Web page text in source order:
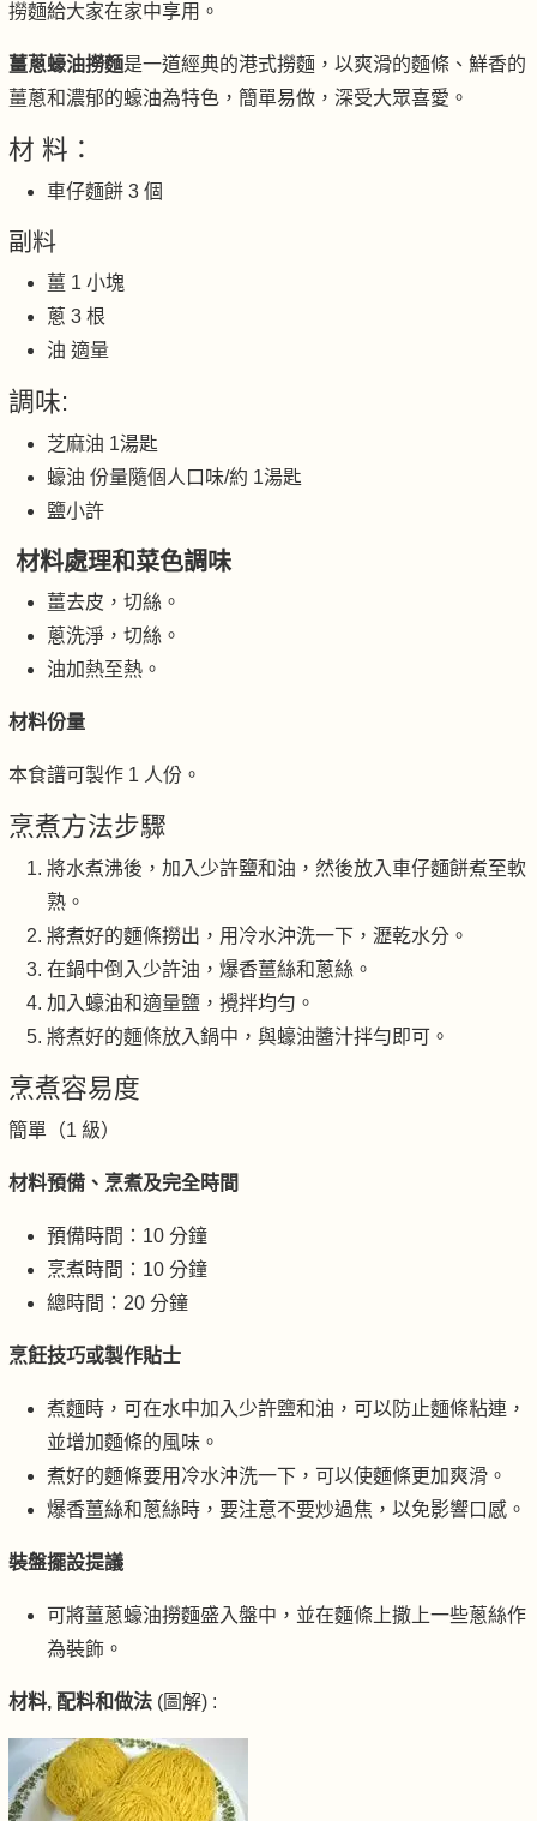
撈麵給大家在家中享用。
薑蔥蠔油撈麵是一道經典的港式撈麵，以爽滑的麵條、鮮香的
薑蔥和濃郁的蠔油為特色，簡單易做，深受大眾喜愛。
材 料：
車仔麵餅 3 個
副料
薑 1 小塊
蔥 3 根
油 適量
調味:
芝麻油 1湯匙
蠔油 份量隨個人口味/約 1湯匙
鹽小許
材料處理和菜色調味
薑去皮，切絲。
蔥洗淨，切絲。
油加熱至熱。
材料份量
本食譜可製作 1 人份。
烹煮方法步驟
將水煮沸後，加入少許鹽和油，然後放入車仔麵餅煮至軟
熟。
將煮好的麵條撈出，用冷水沖洗一下，瀝乾水分。
在鍋中倒入少許油，爆香薑絲和蔥絲。
加入蠔油和適量鹽，攪拌均勻。
將煮好的麵條放入鍋中，與蠔油醬汁拌勻即可。
烹煮容易度
簡單（1 級）
材料預備、烹煮及完全時間
預備時間：10 分鐘
烹煮時間：10 分鐘
總時間：20 分鐘
烹飪技巧或製作貼士
煮麵時，可在水中加入少許鹽和油，可以防止麵條粘連，
並增加麵條的風味。
煮好的麵條要用冷水沖洗一下，可以使麵條更加爽滑。
爆香薑絲和蔥絲時，要注意不要炒過焦，以免影響口感。
裝盤擺設提議
可將薑蔥蠔油撈麵盛入盤中，並在麵條上撒上一些蔥絲作
為裝飾。
材料, 配料和做法 (圖解) :